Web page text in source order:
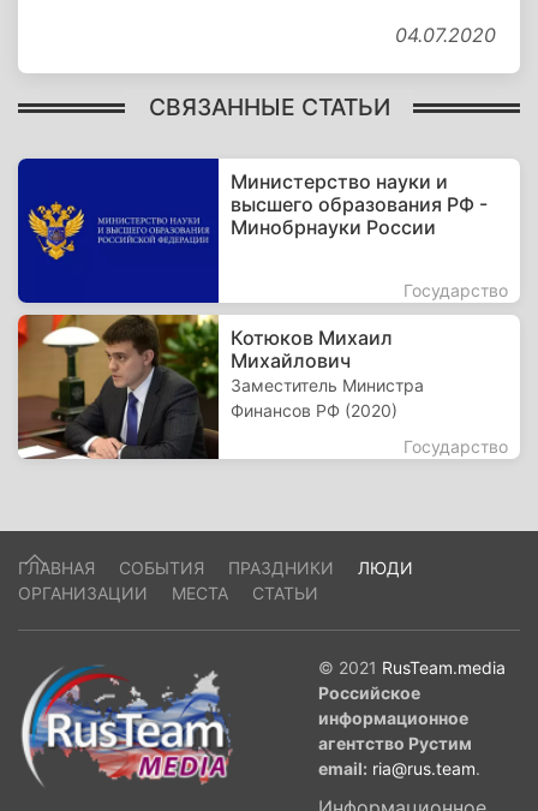
04.07.2020
СВЯЗАННЫЕ СТАТЬИ
Министерство науки и
высшего образования РФ -
Минобрнауки России
Государство
Котюков Михаил
Михайлович
Заместитель Министра
Финансов РФ (2020)
Государство
ГЛАВНАЯ СОБЫТИЯ ПРАЗДНИКИ
ЛЮДИ
ОРГАНИЗАЦИИ
МЕСТА СТАТЬИ
© 2021 RusTeam.media
Российское
информационное
агентство Рустим
email: ria@rus.team.